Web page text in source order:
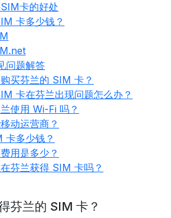
卡的好处
卡多少钱？
问题解答
买芬兰的 SIM 卡？
卡在芬兰出现问题怎么办？
使用 Wi-Fi 吗？
动运营商？
卡多少钱？
用是多少？
芬兰获得 SIM 卡吗？
芬兰的 SIM 卡？